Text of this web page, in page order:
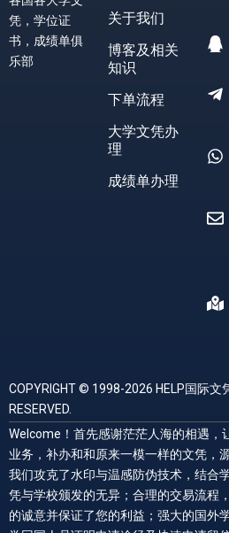
凭，学位证
书，成绩单俱
乐部
关于我们
博客及相关
知识
下单流程
大学文凭办
理
成绩单办理
COPYRIGHT © 1998-2026 HELP国际文
RESERVED.
Welcome！首先感谢茫茫人海的相遇，
业务，补办和和原来一模一样的文凭，
我们攻克了水印与温感防伪技术，结合
凭与学校颁发的无异；合理的交易流程
的诚意并保证了您的利益；强大的国外